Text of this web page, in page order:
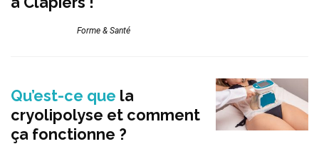
Forme & Santé
Qu’est-ce que la
cryolipolyse et comment
ça fonctionne ?